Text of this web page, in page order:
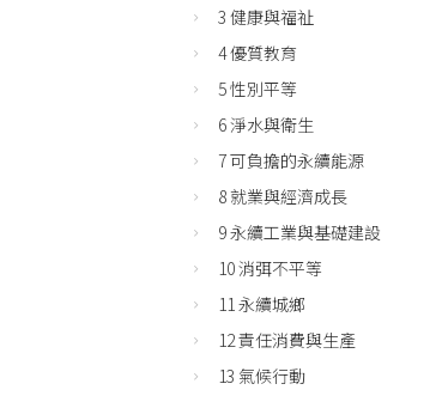
3 健康與福祉
4 優質教育
5 性別平等
6 淨水與衛生
7 可負擔的永續能源
8 就業與經濟成長
9 永續工業與基礎建設
10 消弭不平等
11 永續城鄉
12 責任消費與生產
13 氣候行動